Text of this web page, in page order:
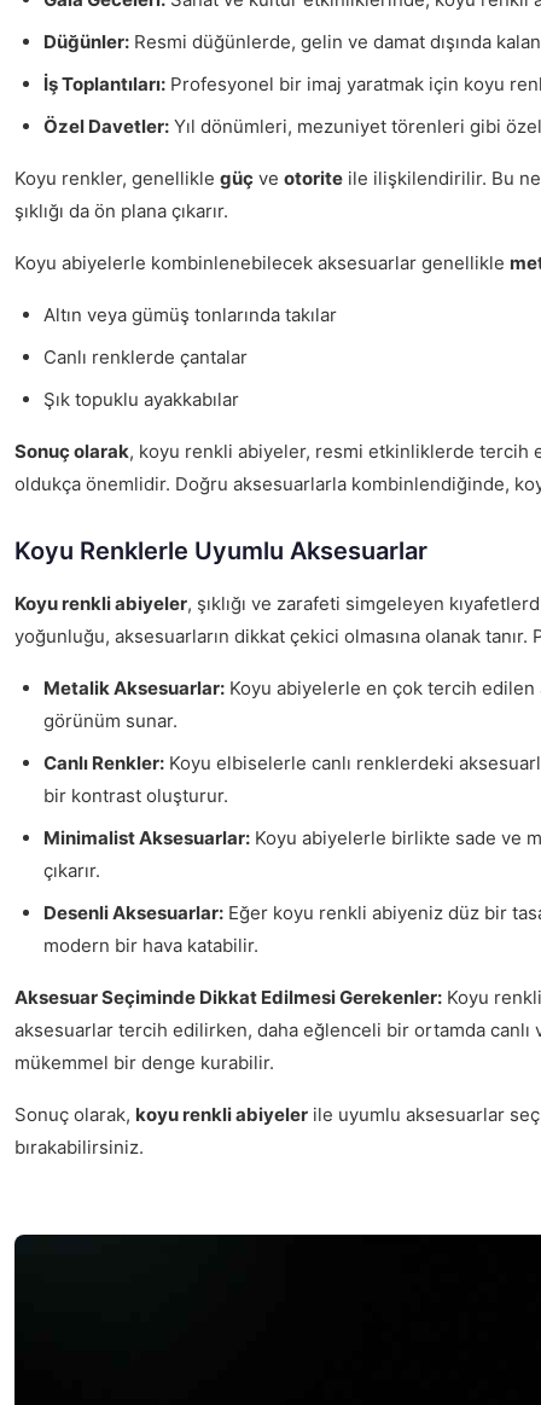
Düğünler: Resmi düğünlerde, gelin ve damat dışında
İş Toplantıları: Profesyonel bir imaj yaratmak için koyu
Özel Davetler: Yıl dönümleri, mezuniyet törenleri gibi özel
Koyu renkler, genellikle güç ve otorite ile ilişkilendirilir. Bu
şıklığı da ön plana çıkarır.
Koyu abiyelerle kombinlenebilecek aksesuarlar genellikle
Altın veya gümüş tonlarında takılar
Canlı renklerde çantalar
Şık topuklu ayakkabılar
Sonuç olarak, koyu renkli abiyeler, resmi etkinliklerde tercih
oldukça önemlidir. Doğru aksesuarlarla kombinlendiğinde,
Koyu Renklerle Uyumlu Aksesuarlar
Koyu renkli abiyeler, şıklığı ve zarafeti simgeleyen
yoğunluğu, aksesuarların dikkat çekici olmasına olanak
Metalik Aksesuarlar: Koyu abiyelerle en çok tercih edilen
görünüm sunar.
Canlı Renkler: Koyu elbiselerle canlı renklerdeki
bir kontrast oluşturur.
Minimalist Aksesuarlar: Koyu abiyelerle birlikte sade ve
çıkarır.
Desenli Aksesuarlar: Eğer koyu renkli abiyeniz düz bir
modern bir hava katabilir.
Aksesuar Seçiminde Dikkat Edilmesi Gerekenler: Koyu
aksesuarlar tercih edilirken, daha eğlenceli bir ortamda
mükemmel bir denge kurabilir.
Sonuç olarak, koyu renkli abiyeler ile uyumlu aksesuarlar
bırakabilirsiniz.